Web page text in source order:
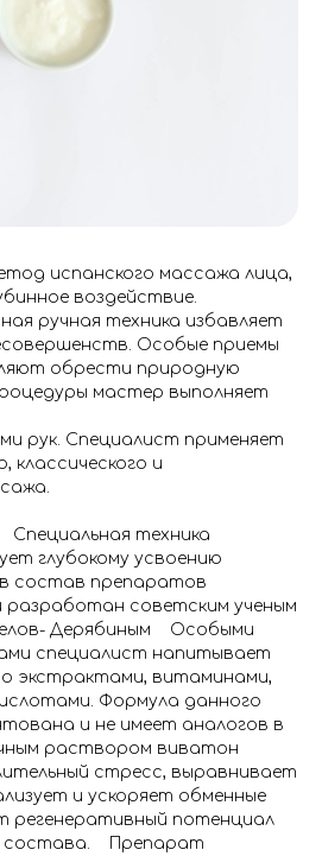
испанского массажа лица,
воздействие.
ручная техника избавляет
Особые приемы
обрести природную
мастер выполняет
рук. Специалист применяет
классического и
Специальная техника
глубокому усвоению
состав препаратов
разработан советским ученым
Дерябиным Особыми
специалист напитывает
экстрактами, витаминами,
Формула данного
и не имеет аналогов в
раствором виватон
стресс, выравнивает
и ускоряет обменные
регенеративный потенциал
состава. Препарат